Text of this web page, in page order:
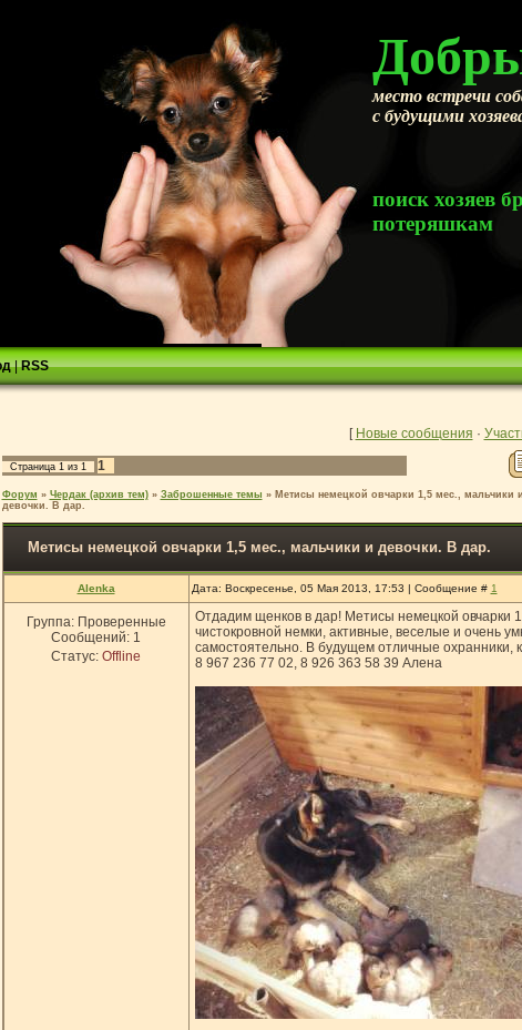
место встречи
с будущими
поиск хозяев
потеряшкам
|RSS
[ Новые сообщения ·
Страница 1из 1 1
Форум » Чердак (архив тем) » Заброшенные темы » Метисы немецкой овчарки 1,5 мес., мальчики и
девочки. В дар.
Метисы немецкой овчарки 1,5 мес., мальчики и девочки. В дар.
Alenka Дата: Воскресенье, 05 Мая 2013, 17:53 | Сообщение # 1
Группа: Проверенные
Сообщений: 1
Статус: Offline
Отдадим щенков в дар! Метисы немецкой овчарки
чистокровной немки, активные, веселые и очень
самостоятельно. В будущем отличные охранники,
8 967 236 77 02, 8 926 363 58 39 Алена